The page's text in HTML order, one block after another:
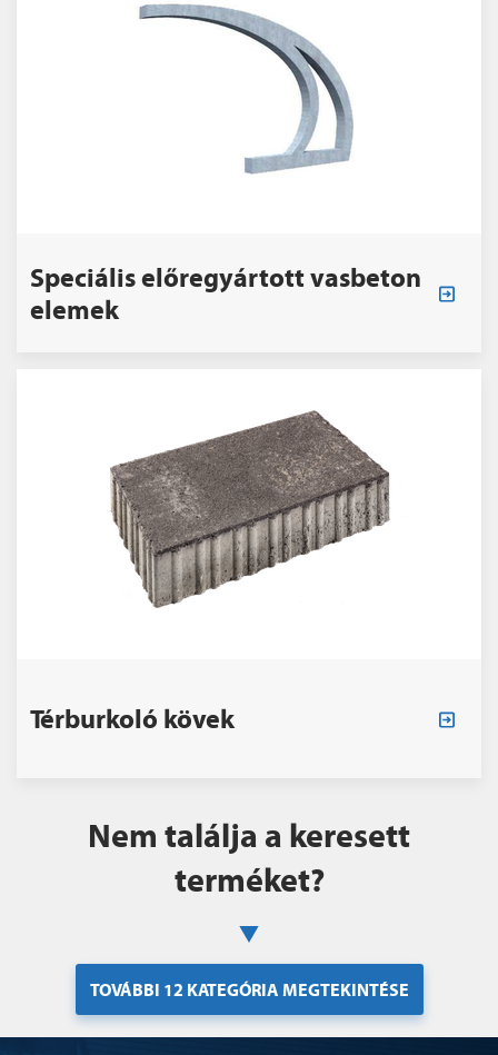
Speciális előregyártott vasbeton
elemek
Térburkoló kövek
Nem találja a keresett
terméket?
TOVÁBBI 12 KATEGÓRIA MEGTEKINTÉSE